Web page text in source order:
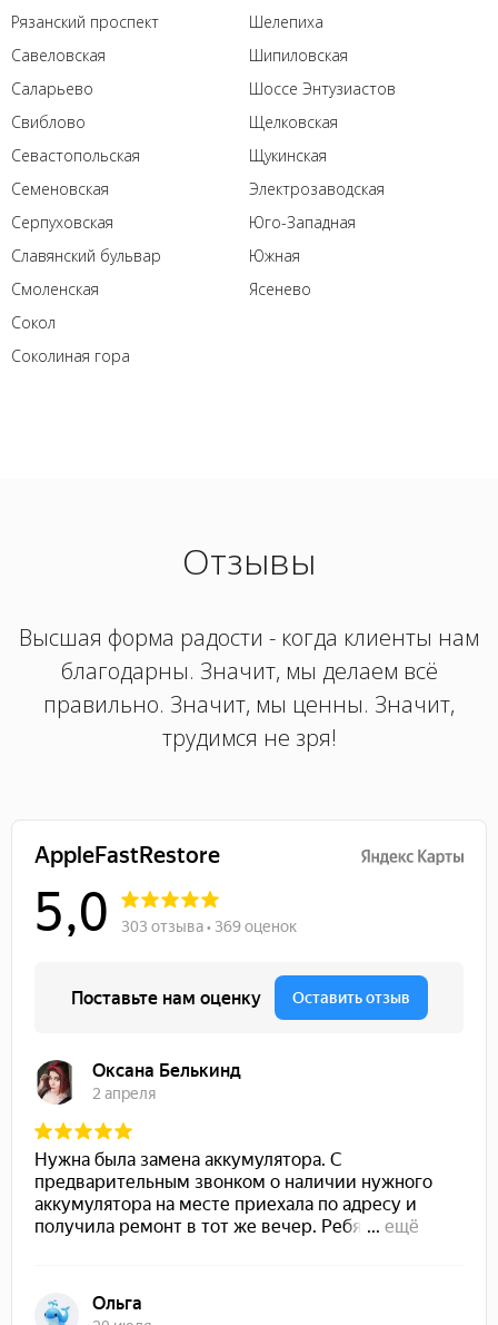
Рязанский проспект
Савеловская
Саларьево
Свиблово
Севастопольская
Семеновская
Серпуховская
Славянский бульвар
Смоленская
Сокол
Соколиная гора
Шелепиха
Шипиловская
Шоссе Энтузиастов
Щелковская
Щукинская
Электрозаводская
Юго-Западная
Южная
Ясенево
Отзывы
Высшая форма радости - когда клиенты нам
благодарны. Значит, мы делаем всё
правильно. Значит, мы ценны. Значит,
трудимся не зря!